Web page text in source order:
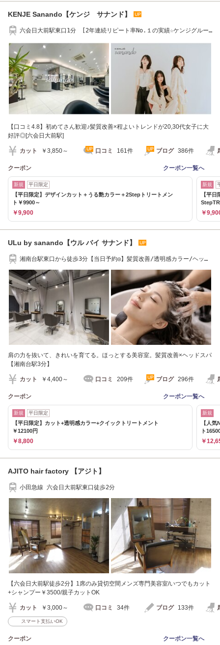
KENJE Sanando【ケンジ サナンド】
六会日大前駅東口1分 [2年連続リピート率No.１の実績☆ケンジグルー
【口コミ4.8】初めてさん歓迎♪髪質改善×程よいトレンドが20,30代女子に大
好評◎[六会日大前駅]
カット ￥3,850～ 口コミ 161件 ブログ 386件
クーポン クーポン一覧へ
新規 平日限定
【平日限定】デザインカット＋うる艶カラー＋2Stepトリートメン
ト￥9900～
￥9,900
新規
【平
￥
ULu by sanando【ウル バイ サナンド】
湘南台駅東口から徒歩3分【当日予約◎】髪質改善/透明感カラー/ヘッド
肩の力を抜いて、きれいを育てる。ほっとする美容室。髪質改善×ヘッドスパ
【湘南台駅3分】
カット ￥4,400～ 口コミ 209件 ブログ 296件
クーポン クーポン一覧へ
新規 平日限定
【平日限定】カット+透明感カラー+クイックトリートメント
￥12100円
￥8,800
新規
【人
ト
￥
AJITO hair factory 【アジト】
小田急線 六会日大前駅東口徒歩2分
【六会日大前駅徒歩2分】1席のみ貸切空間メンズ専門美容室/いつでもカット
+シャンプー￥3500/親子カットOK
カット ￥3,000～ 口コミ 34件 ブログ 133件
スマート支払いOK
クーポン クーポン一覧へ